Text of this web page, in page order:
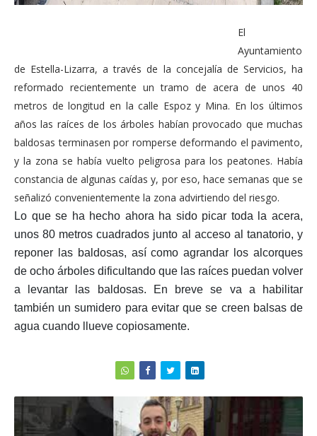
El
Ayuntamiento
de Estella-Lizarra, a través de la concejalía de Servicios, ha
reformado recientemente un tramo de acera de unos 40
metros de longitud en la calle Espoz y Mina. En los últimos
años las raíces de los árboles habían provocado que muchas
baldosas terminasen por romperse deformando el pavimento,
y la zona se había vuelto peligrosa para los peatones. Había
constancia de algunas caídas y, por eso, hace semanas que se
señalizó convenientemente la zona advirtiendo del riesgo.
Lo que se ha hecho ahora ha sido picar toda la acera,
unos 80 metros cuadrados junto al acceso al tanatorio, y
reponer las baldosas, así como agrandar los alcorques
de ocho árboles dificultando que las raíces puedan volver
a levantar las baldosas. En breve se va a habilitar
también un sumidero para evitar que se creen balsas de
agua cuando llueve copiosamente.